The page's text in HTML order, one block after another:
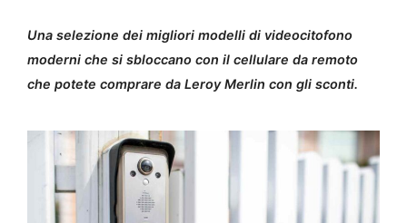
Una selezione dei migliori modelli di videocitofono
moderni che si sbloccano con il cellulare da remoto
che potete comprare da Leroy Merlin con gli sconti.